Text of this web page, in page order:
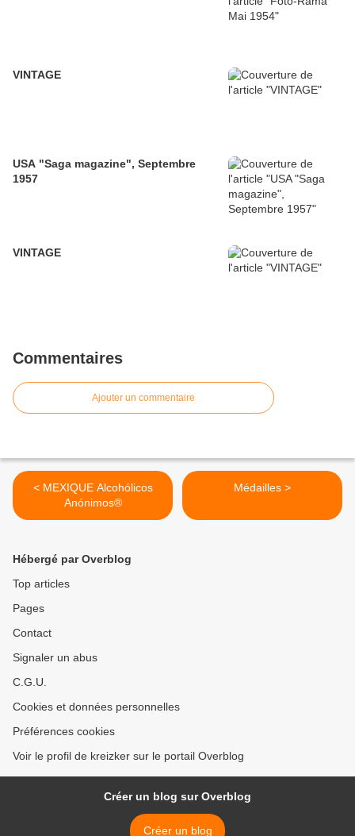
VINTAGE
USA "Saga magazine", Septembre
1957
VINTAGE
Commentaires
Ajouter un commentaire
< MEXIQUE Alcohólicos
Anónimos®
Médailles >
Hébergé par Overblog
Top articles
Pages
Contact
Signaler un abus
C.G.U.
Cookies et données personnelles
Préférences cookies
Voir le profil de kreizker sur le portail Overblog
Créer un blog sur Overblog
Créer un blog